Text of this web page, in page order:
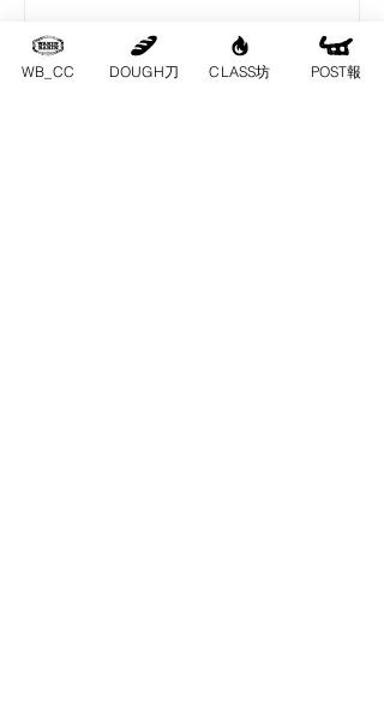
WB_CC DOUGH刀 CLASS坊 POST報